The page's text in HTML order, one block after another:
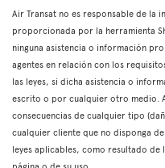
Air Transat no es responsable de la
proporcionada por la herramienta
ninguna asistencia o información
agentes en relación con los
las leyes, si dicha asistencia o
escrito o por cualquier otro medio.
consecuencias de cualquier tipo
cualquier cliente que no disponga
leyes aplicables, como resultado